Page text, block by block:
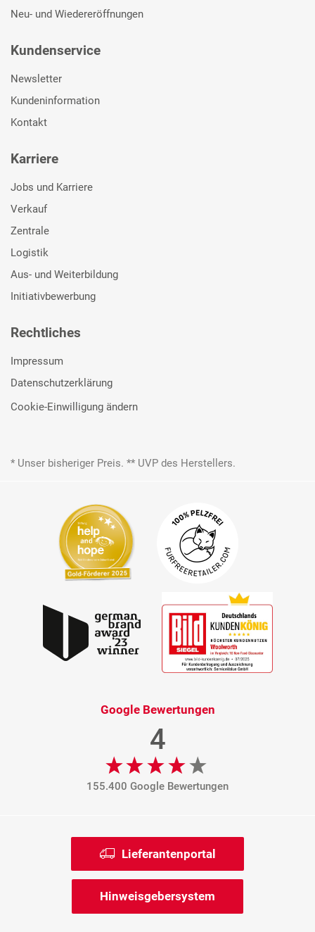
Neu- und Wiedereröffnungen
Kundenservice
Newsletter
Kundeninformation
Kontakt
Karriere
Jobs und Karriere
Verkauf
Zentrale
Logistik
Aus- und Weiterbildung
Initiativbewerbung
Rechtliches
Impressum
Datenschutzerklärung
Cookie-Einwilligung ändern
* Unser bisheriger Preis. ** UVP des Herstellers.
Google Bewertungen
4
155.400 Google Bewertungen
Lieferantenportal
Hinweisgebersystem